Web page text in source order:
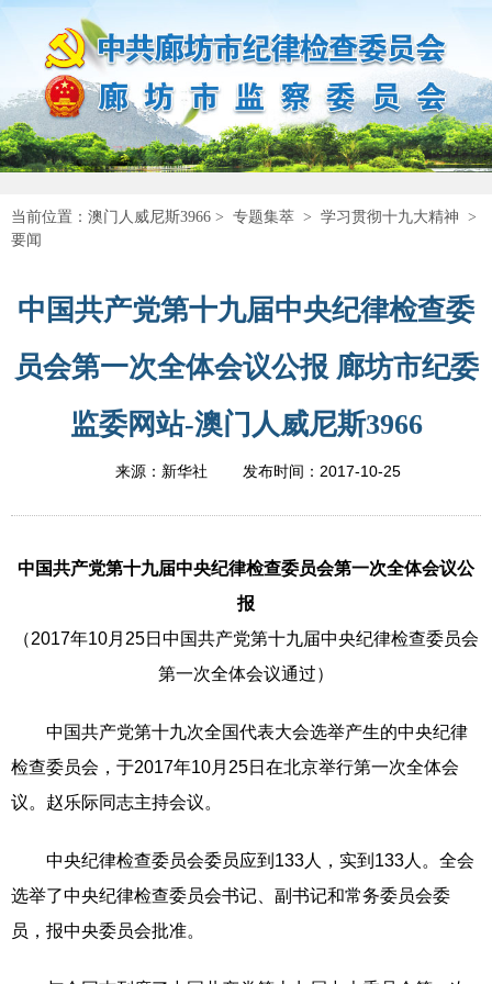
当前位置： 澳门人威尼斯3966 > 专题集萃 > 学习贯彻十九大精神 >
要闻
中国共产党第十九届中央纪律检查委
员会第一次全体会议公报 廊坊市纪委
监委网站-澳门人威尼斯3966
来源：新华社 发布时间： 2017-10-25
中国共产党第十九届中央纪律检查委员会第一次全体会议公
报
（2017年10月25日中国共产党第十九届中央纪律检查委员会
第一次全体会议通过）
中国共产党第十九次全国代表大会选举产生的中央纪律
检查委员会，于2017年10月25日在北京举行第一次全体会
议。赵乐际同志主持会议。
中央纪律检查委员会委员应到133人，实到133人。全会
选举了中央纪律检查委员会书记、副书记和常务委员会委
员，报中央委员会批准。